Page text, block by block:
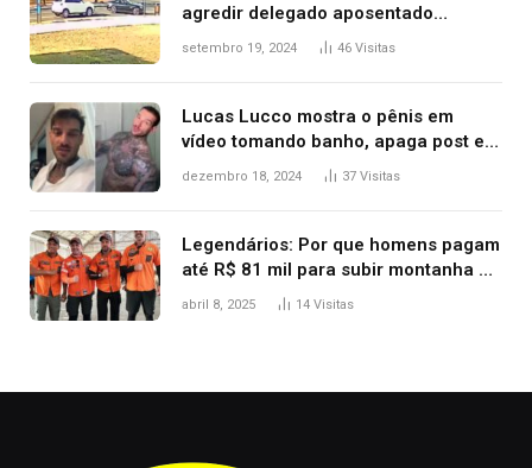
agredir delegado aposentado
durante confusão no trânsito
setembro 19, 2024 46 Visitas
Lucas Lucco mostra o pênis em
vídeo tomando banho, apaga post e
diz ‘foi mal’
dezembro 18, 2024 37 Visitas
Legendários: Por que homens pagam
até R$ 81 mil para subir montanha e
melhorar casamento?
abril 8, 2025 14 Visitas